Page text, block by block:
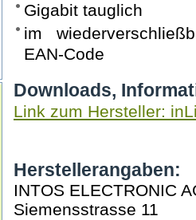
Gigabit tauglich
im
EAN-Code
Downloads,
Link zum Hersteller:
Herstellerangaben:
INTOS ELECTRONIC
Siemensstrasse 11